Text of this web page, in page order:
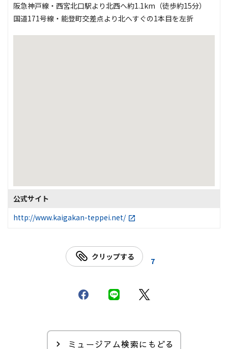
阪急神戸線・西宮北口駅より北西へ約1.1km（徒歩約15分）
国道171号線・能登町交差点より北へすぐの1本目を左折
公式サイト
http://www.kaigakan-teppei.net/
クリップする 7
ミュージアム検索にもどる